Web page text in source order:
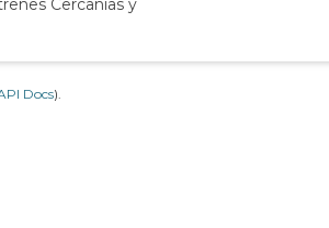
Cercanías y
Docs).